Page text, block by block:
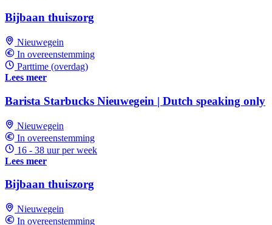
Bijbaan thuiszorg
Nieuwegein
In overeenstemming
Parttime (overdag)
Lees meer
Barista Starbucks Nieuwegein | Dutch speaking only
Nieuwegein
In overeenstemming
16 - 38 uur per week
Lees meer
Bijbaan thuiszorg
Nieuwegein
In overeenstemming